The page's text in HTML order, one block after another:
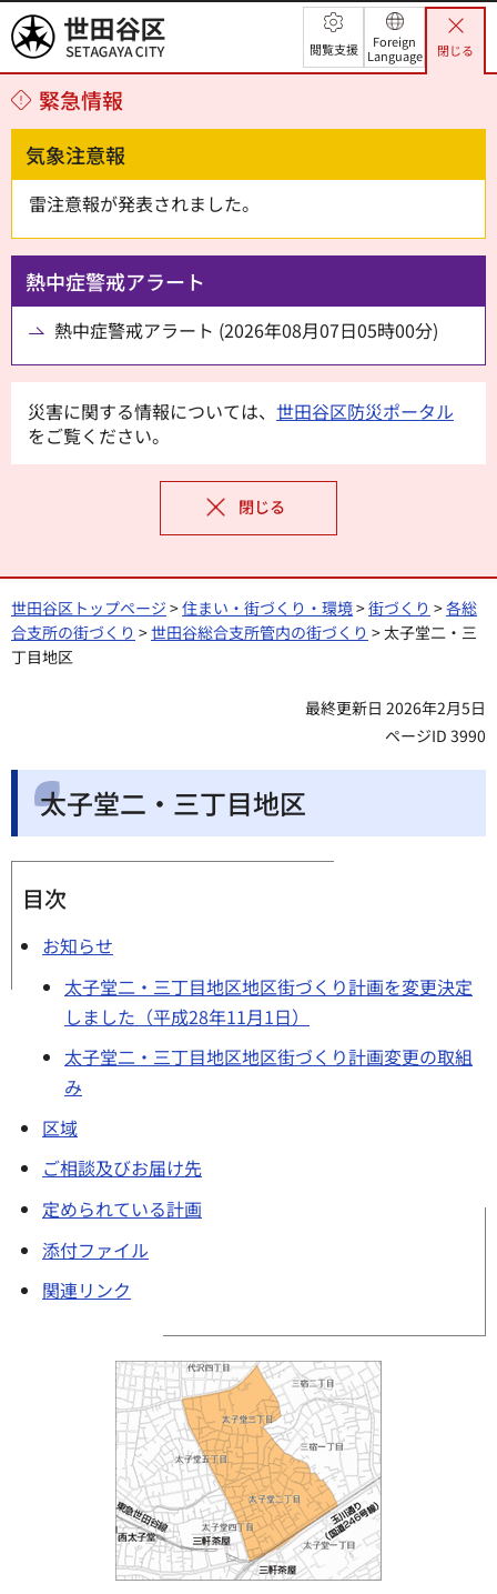
世田谷区 閲覧支援
Foreign
Language
閉じる
緊急情報
気象注意報
雷注意報が発表されました。
熱中症警戒アラート
熱中症警戒アラート (2026年08月07日05時00分)
災害に関する情報については、 世田谷区防災ポータル
をご覧ください。
閉じる
世田谷区トップページ >住まい・街づくり・環境>街づくり >各総
合支所の街づくり >世田谷総合支所管内の街づくり > 太子堂二・三
丁目地区
最終更新日 2026年2月5日
ページID 3990
太子堂二・三丁目地区
目次
お知らせ
太子堂二・三丁目地区地区街づくり計画を変更決定
しました（平成28年11月1日）
太子堂二・三丁目地区地区街づくり計画変更の取組
み
区域
ご相談及びお届け先
定められている計画
添付ファイル
関連リンク